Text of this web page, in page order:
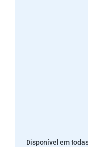
Disponível em